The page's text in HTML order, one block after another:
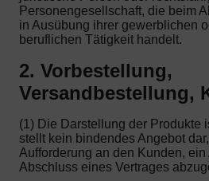
Personengesellschaft, die beim
in Ausübung ihrer gewerblichen
beruflichen Tätigkeit handelt.
2. Vorbestellung,
Versandbestellung,
(1) Die Darstellung der Produkte
stellt kein bindendes Angebot
Aufforderung an den Kunden, ein
Abschluss eines Vertrages